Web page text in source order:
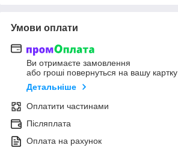
Умови оплати
Ви отримаєте замовлення
або гроші повернуться на вашу картку
Детальніше
Оплатити частинами
Післяплата
Оплата на рахунок